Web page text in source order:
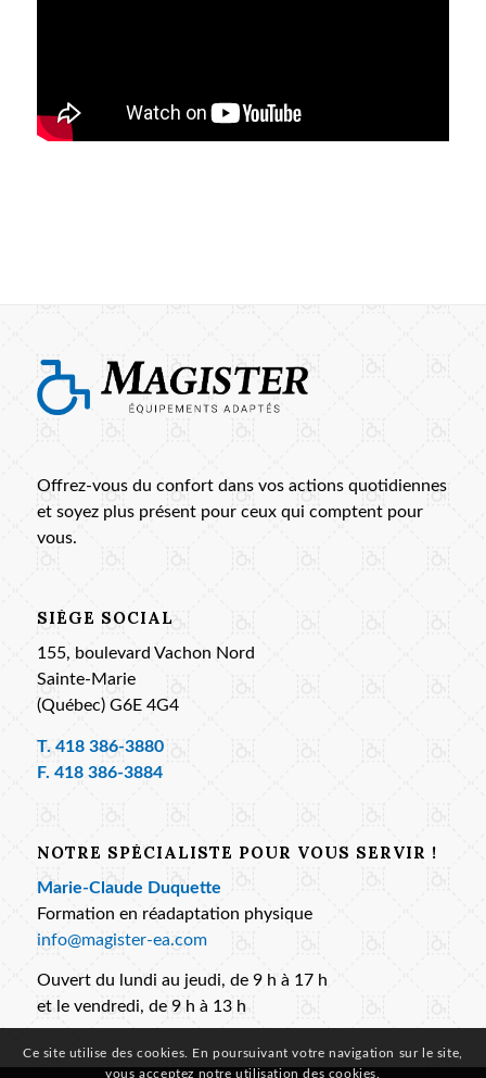
Offrez-vous du confort dans vos actions quotidiennes
et soyez plus présent pour ceux qui comptent pour
vous.
SIÈGE SOCIAL
155, boulevard Vachon Nord
Sainte-Marie
(Québec) G6E 4G4
T. 418 386-3880
F. 418 386-3884
NOTRE SPÉCIALISTE POUR VOUS SERVIR !
Marie-Claude Duquette
Formation en réadaptation physique
info@magister-ea.com
Ouvert du lundi au jeudi, de 9 h à 17 h
et le vendredi, de 9 h à 13 h
Ce site utilise des cookies. En poursuivant votre navigation sur le site,
vous acceptez notre utilisation des cookies.